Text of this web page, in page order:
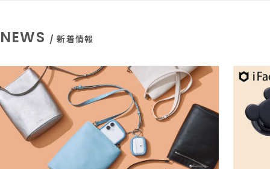
NEWS / 新着情報